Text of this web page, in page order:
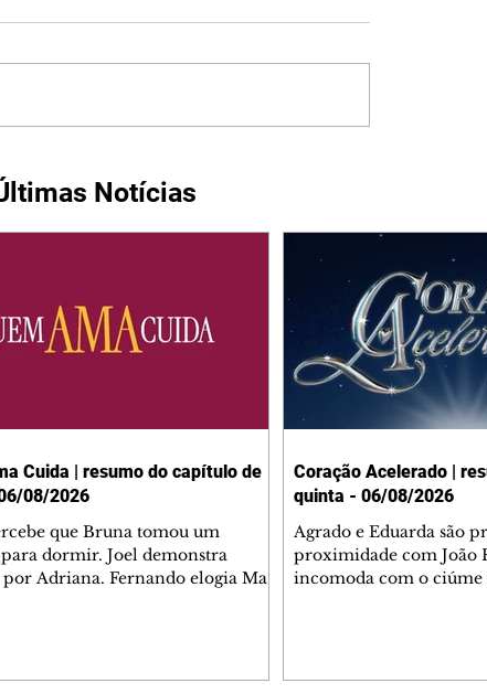
Notícias
Cuida | resumo do capítulo de
08/2026
que Bruna tomou um
dormir. Joel demonstra
Adriana. Fernando elogia Mau
Coração Acelerado |
quinta - 06/08/2026
Agrado e Eduarda são
proximidade com João
incomoda com o ciúme